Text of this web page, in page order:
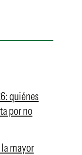
quiénes
por no
mayor